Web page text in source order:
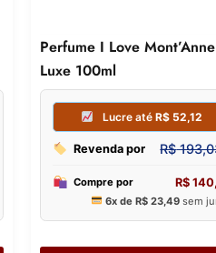
Compre por
6x deR$30,78sem juros
Perfume I Love Mont’Anne
Luxe 100ml